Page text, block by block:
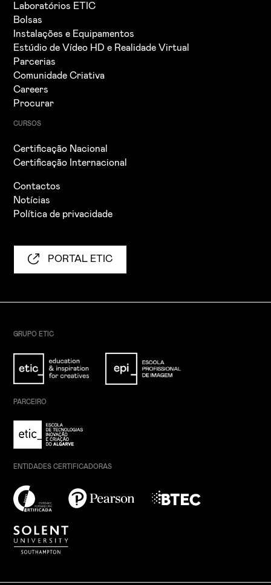
Laboratórios ETIC
Bolsas
Instalações e Equipamentos
Estúdio de Vídeo HD e Realidade Virtual
Parcerias
Comunidade Criativa
Careers
Procurar
CURSOS
Certificação Nacional
Certificação Internacional
Contactos
Notícias
Política de privacidade
PORTAL ETIC
GRUPO ETIC
PARCEIRO
ENTIDADES CERTIFICADORAS